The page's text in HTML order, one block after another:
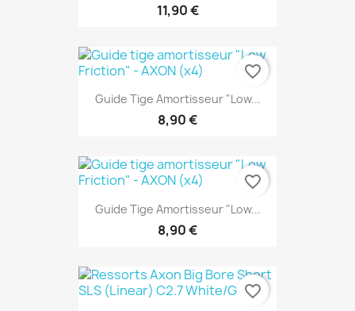
11,90 €
Guide Tige Amortisseur "Low...
8,90 €
favorite_border
Guide Tige Amortisseur "Low...
8,90 €
favorite_border
favorite_border